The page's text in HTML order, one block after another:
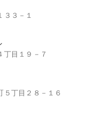
３－１
丁目１９－７
５丁目２８－１６